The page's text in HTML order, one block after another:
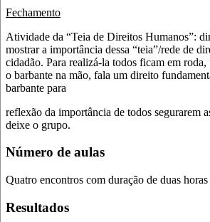
Fechamento
Atividade da “Teia de Direitos Humanos”:
mostrar a importância dessa “teia”/rede de
cidadão. Para realizá-la todos ficam em
o barbante na mão, fala um direito
barbante para
reflexão da importância de todos segurarem
deixe o grupo.
Número de aulas
Quatro encontros com duração de duas
Resultados